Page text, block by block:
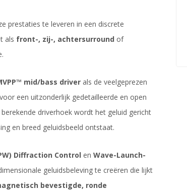
prestaties te leveren in een discrete
als front-, zij-, achtersurround of
mid/bass driver als de veelgeprezen
voor een uitzonderlijk gedetailleerde en open
driverhoek wordt het geluid gericht
en breed geluidsbeeld ontstaat.
Diffraction Control en Wave-Launch-
geluidsbeleving te creëren die lijkt
bevestigde, ronde